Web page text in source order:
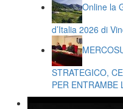
Online la
d’Italia 2026 di
STRATEGICO,
PER ENTRAMBE